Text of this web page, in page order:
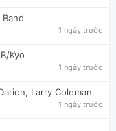
1 ngày trước
Kyo
1 ngày trước
Larry Coleman
1 ngày trước